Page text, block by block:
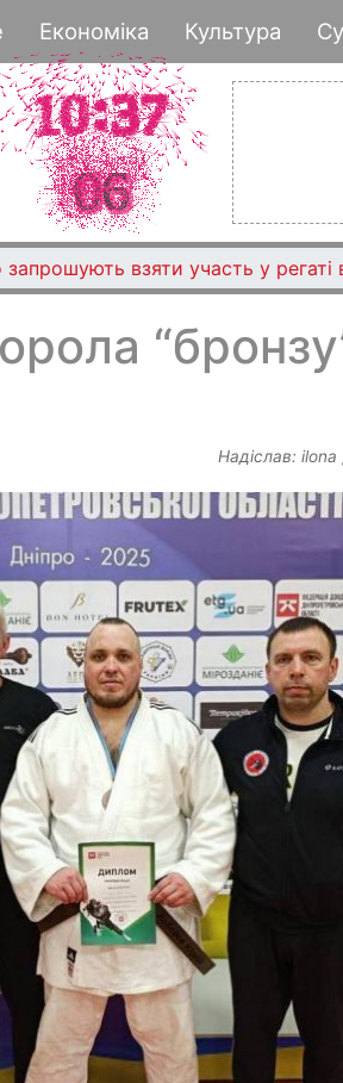
до
Економіка Культура
запрошують взяти участь у регаті
Надіслав: ilona